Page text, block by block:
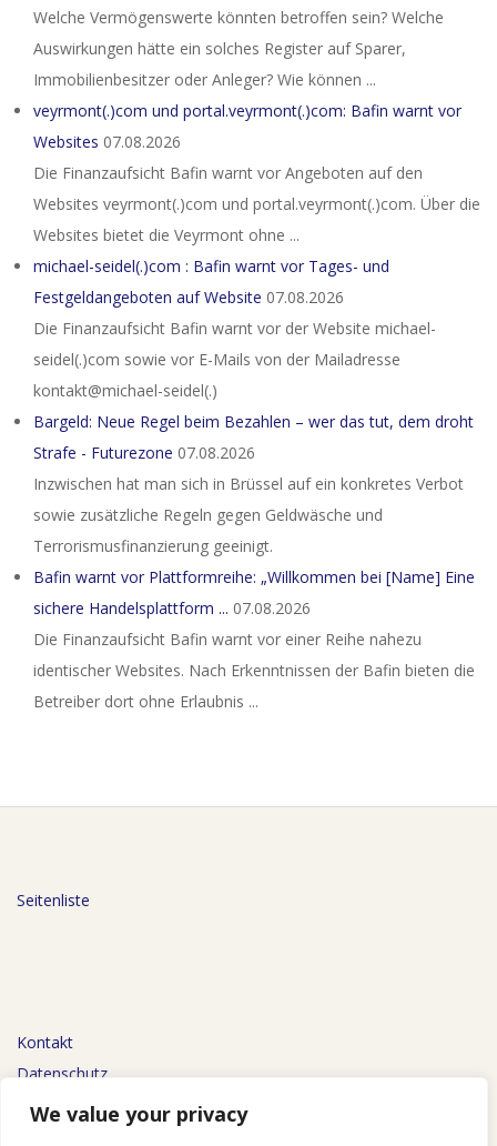
We value your privacy
Welche Vermögenswerte könnten betroffen sein? Welche
Auswirkungen hätte ein solches Register auf Sparer,
Immobilienbesitzer oder Anleger? Wie können ...
veyrmont(.)com und portal.veyrmont(.)com: Bafin warnt vor
Websites 07.08.2026
Die Finanzaufsicht Bafin warnt vor Angeboten auf den
Websites veyrmont(.)com und portal.veyrmont(.)com. Über die
Websites bietet die Veyrmont ohne ...
michael-seidel(.)com : Bafin warnt vor Tages- und
Festgeldangeboten auf Website 07.08.2026
Die Finanzaufsicht Bafin warnt vor der Website michael-
seidel(.)com sowie vor E-Mails von der Mailadresse
kontakt@michael-seidel(.)
Bargeld: Neue Regel beim Bezahlen – wer das tut, dem droht
Strafe - Futurezone 07.08.2026
Inzwischen hat man sich in Brüssel auf ein konkretes Verbot
sowie zusätzliche Regeln gegen Geldwäsche und
Terrorismusfinanzierung geeinigt.
Bafin warnt vor Plattformreihe: „Willkommen bei [Name] Eine
sichere Handelsplattform ... 07.08.2026
Die Finanzaufsicht Bafin warnt vor einer Reihe nahezu
identischer Websites. Nach Erkenntnissen der Bafin bieten die
Betreiber dort ohne Erlaubnis ...
Seitenliste
Kontakt
Datenschutz
Impressum